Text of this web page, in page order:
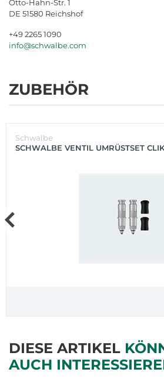
Otto-Hahn-Str. 1
DE 51580 Reichshof
+49 2265 1090
info@schwalbe.com
ZUBEHÖR
Schwalbe
SCHWALBE VENTIL UMRÜSTSET
DIESE ARTIKEL
AUCH